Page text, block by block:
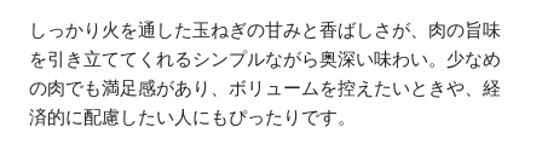
しっかり火を通した玉ねぎの甘みと香ばしさが、肉の旨味
を引き立ててくれるシンプルながら奥深い味わい。少なめ
の肉でも満足感があり、ボリュームを控えたいときや、経
済的に配慮したい人にもぴったりです。